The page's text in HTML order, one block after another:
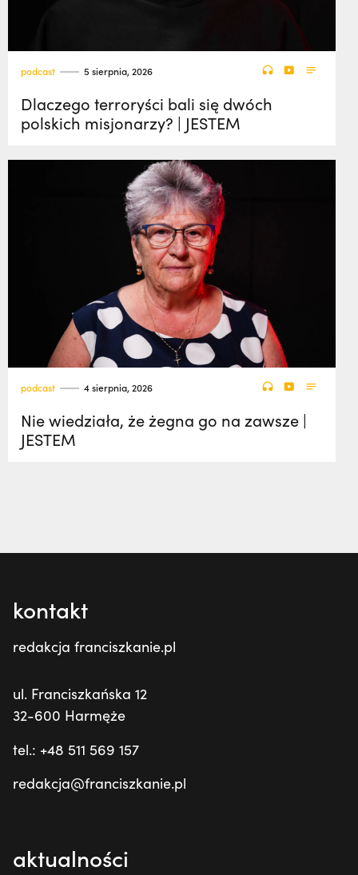
podcast 5 sierpnia, 2026
Dlaczego terroryści bali się dwóch
polskich misjonarzy? | JESTEM
podcast 4 sierpnia, 2026
Nie wiedziała, że żegna go na zawsze |
JESTEM
kontakt
redakcja franciszkanie.pl
ul. Franciszkańska 12
32-600 Harmęże
tel.: +48 511 569 157
redakcja@franciszkanie.pl
aktualności